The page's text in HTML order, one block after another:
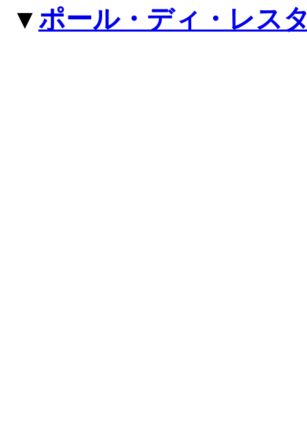
▼ ポール・ディ・レス